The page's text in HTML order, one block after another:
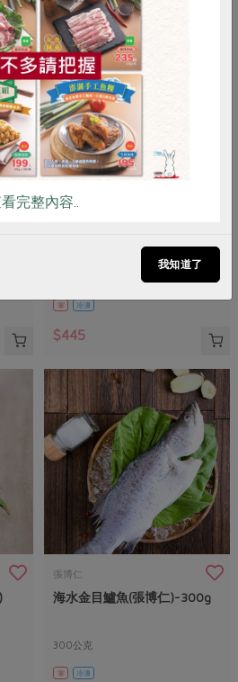
鑫溶實業股份有限公司
660公克/2片(含包冰率10~12%)
葷 冷凍
$445
張博仁
海水金目鱸魚(張博仁)-300g
300公克
葷 冷凍
食譜 減硝酸鹽
共同購買
完整內容..
我知道了